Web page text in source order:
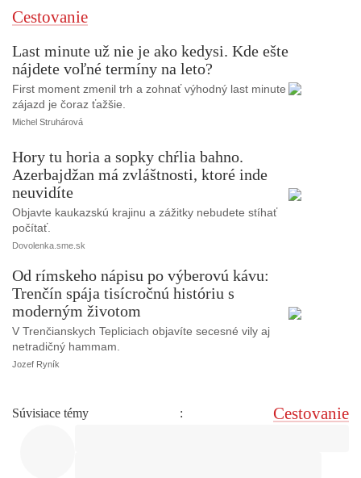
Cestovanie
Last minute už nie je ako kedysi. Kde ešte
nájdete voľné termíny na leto?
First moment zmenil trh a zohnať výhodný last minute
zájazd je čoraz ťažšie.
Michel Struhárová
Hory tu horia a sopky chŕlia bahno.
Azerbajdžan má zvláštnosti, ktoré inde
neuvidíte
Objavte kaukazskú krajinu a zážitky nebudete stíhať
počítať.
Dovolenka.sme.sk
Od rímskeho nápisu po výberovú kávu:
Trenčín spája tisícročnú históriu s
moderným životom
V Trenčianskych Tepliciach objavíte secesné vily aj
netradičný hammam.
Jozef Ryník
Súvisiace témy : Cestovanie